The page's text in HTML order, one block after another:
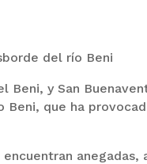
del río Beni
y San
que ha
anegadas,